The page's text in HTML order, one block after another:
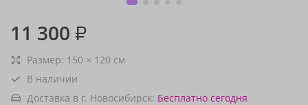
11 300 ₽
Размер: 150 × 120 см
В наличии
Доставка в г. Новосибирск: Бесплатно сегодня